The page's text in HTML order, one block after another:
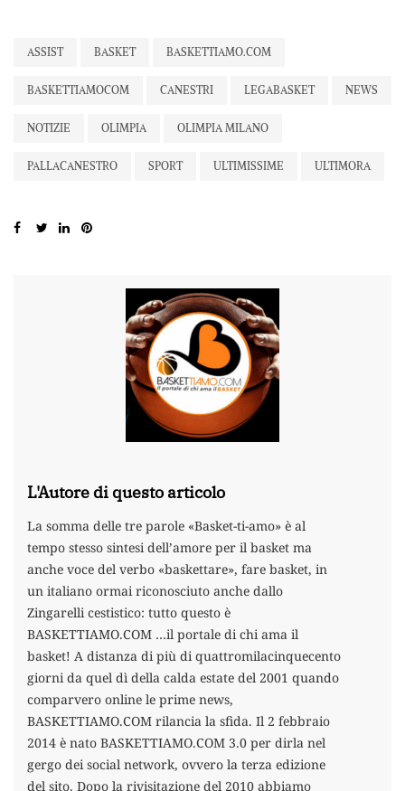
ASSIST BASKET BASKETTIAMO.COM
BASKETTIAMOCOM CANESTRI LEGABASKET NEWS
NOTIZIE OLIMPIA OLIMPIA MILANO
PALLACANESTRO SPORT ULTIMISSIME ULTIMORA
L'Autore di questo articolo
La somma delle tre parole «Basket-ti-amo» è al
tempo stesso sintesi dell’amore per il basket ma
anche voce del verbo «baskettare», fare basket, in
un italiano ormai riconosciuto anche dallo
Zingarelli cestistico: tutto questo è
BASKETTIAMO.COM …il portale di chi ama il
basket! A distanza di più di quattromilacinquecento
giorni da quel dì della calda estate del 2001 quando
comparvero online le prime news,
BASKETTIAMO.COM rilancia la sfida. Il 2 febbraio
2014 è nato BASKETTIAMO.COM 3.0 per dirla nel
gergo dei social network, ovvero la terza edizione
del sito. Dopo la rivisitazione del 2010 abbiamo